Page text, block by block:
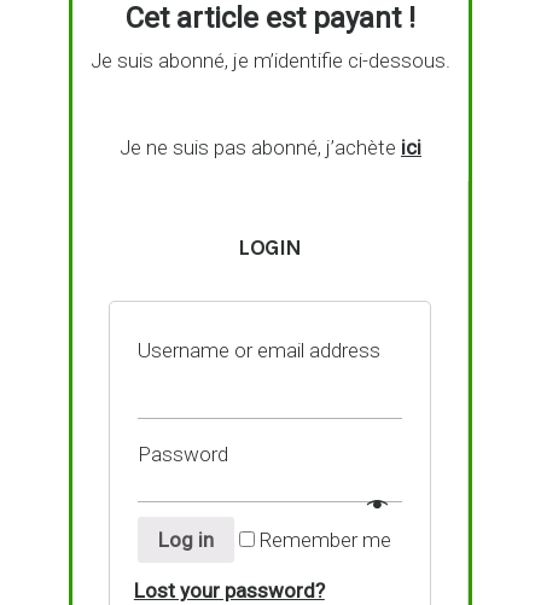
Cet article est payant !
Je suis abonné, je m’identifie ci-dessous.
Je ne suis pas abonné, j’achète ici
LOGIN
Username or email address
Password
Log in Remember me
Lost your password?